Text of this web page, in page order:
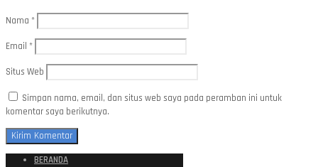
Nama *
Email *
Situs Web
Simpan nama, email, dan situs web saya pada peramban ini untuk
komentar saya berikutnya.
BERANDA